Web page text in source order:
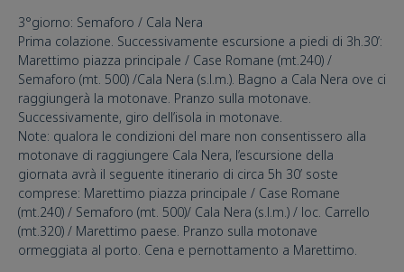
3°giorno: Semaforo / Cala Nera
Prima colazione. Successivamente escursione a piedi di 3h.30’:
Marettimo piazza principale / Case Romane (mt.240) /
Semaforo (mt. 500) /Cala Nera (s.l.m.). Bagno a Cala Nera ove ci
raggiungerà la motonave. Pranzo sulla motonave.
Successivamente, giro dell’isola in motonave.
Note: qualora le condizioni del mare non consentissero alla
motonave di raggiungere Cala Nera, l’escursione della
giornata avrà il seguente itinerario di circa 5h 30’ soste
comprese: Marettimo piazza principale / Case Romane
(mt.240) / Semaforo (mt. 500)/ Cala Nera (s.l.m.) / loc. Carrello
(mt.320) / Marettimo paese. Pranzo sulla motonave
ormeggiata al porto. Cena e pernottamento a Marettimo.